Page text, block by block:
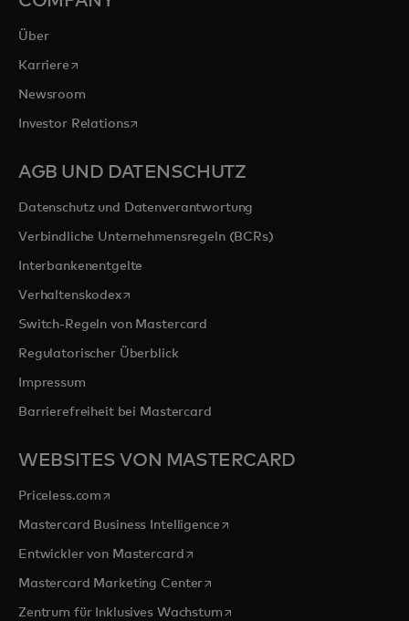
Über
Karrierewird in einer neuen Registerkarte geöffnet
Newsroom
Investor Relationswird in einer neuen Registerkarte geöffnet
AGB UND DATENSCHUTZ
Datenschutz und Datenverantwortung
Verbindliche Unternehmensregeln (BCRs)
Interbankenentgelte
Verhaltenskodexwird in einer neuen Registerkarte geöffnet
Switch-Regeln von Mastercard
Regulatorischer Überblick
Impressum
Barrierefreiheit bei Mastercard
WEBSITES VON MASTERCARD
Priceless.com wird in einer neuen Registerkarte geöffnet
Mastercard Business Intelligencewird in einer neuen
Entwickler von Mastercardwird in einer neuen Registerkarte
Mastercard Marketing Centerwird in einer neuen
Zentrum für Inklusives Wachstumwird in einer neuen